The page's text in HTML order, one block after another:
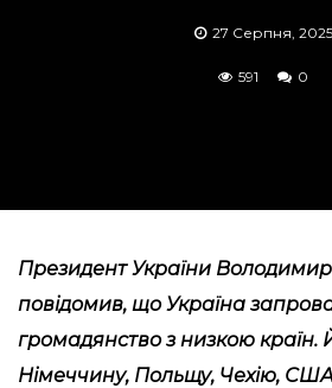
27 Серпня, 2025
591 0
Президент України
повідомив, що Україна
громадянство з низкою країн.
Німеччину, Польщу, Чехію,